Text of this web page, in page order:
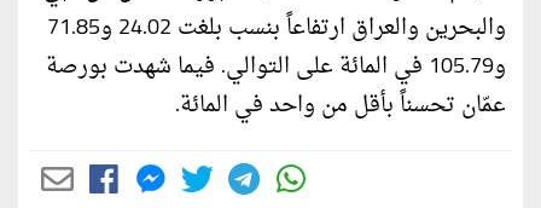
والبحرين والعراق ارتفاعاً بنسب بلغت 24.02 و71.85
و105.79 في المائة على التوالي. فيما شهدت بورصة
عمّان تحسناً بأقل من واحد في المائة.